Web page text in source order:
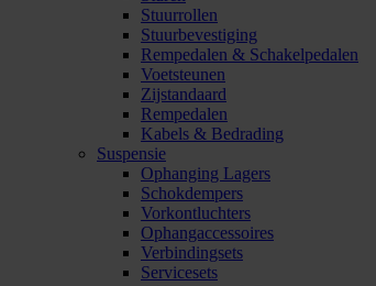
Stuurrollen
Stuurbevestiging
Rempedalen & Schakelpedalen
Voetsteunen
Zijstandaard
Rempedalen
Kabels & Bedrading
Suspensie
Ophanging Lagers
Schokdempers
Vorkontluchters
Ophangaccessoires
Verbindingsets
Servicesets